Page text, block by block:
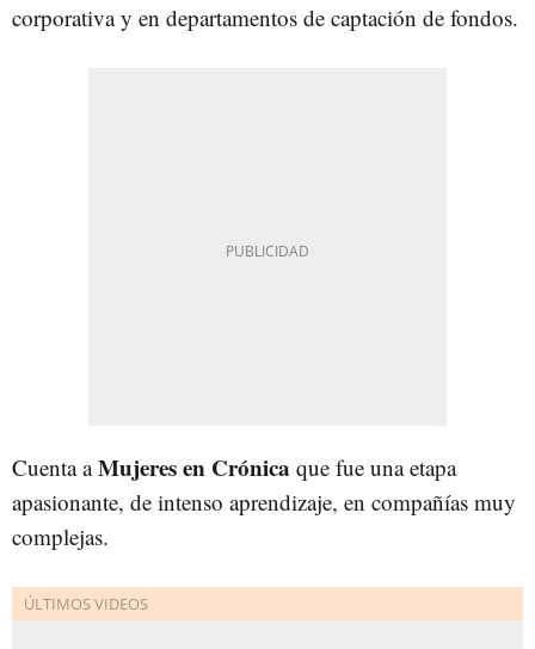
corporativa y en departamentos de captación de fondos.
Cuenta aMujeres en Crónica que fue una etapa
apasionante, de intenso aprendizaje, en compañías muy
complejas.